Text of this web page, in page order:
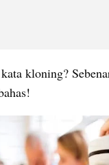
kloning?